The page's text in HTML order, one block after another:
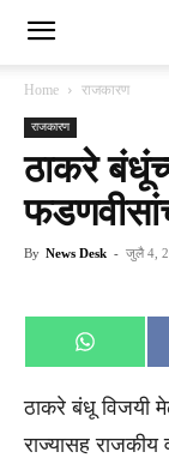
Home राजकारण
राजकारण
ठाकरे
By News Desk - जुलै 4,
Share
on
ठाकरे बंधू विजयी
राज्यासह राजकीय